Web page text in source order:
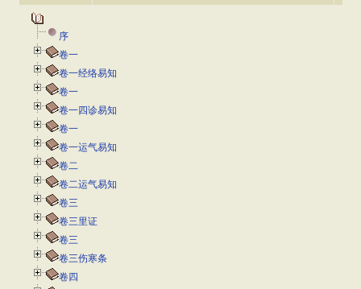
序
卷一
卷一经络易知
卷一
卷一四诊易知
卷一
卷一运气易知
卷二
卷二运气易知
卷三
卷三里证
卷三
卷三伤寒条
卷四